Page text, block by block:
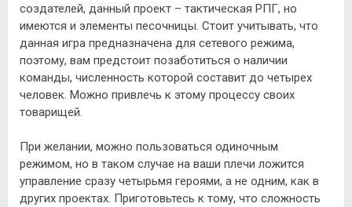
создателей, данный проект – тактическая РПГ, но
имеются и элементы песочницы. Стоит учитывать, что
данная игра предназначена для сетевого режима,
поэтому, вам предстоит позаботиться о наличии
команды, численность которой составит до четырех
человек. Можно привлечь к этому процессу своих
товарищей.
При желании, можно пользоваться одиночным
режимом, но в таком случае на ваши плечи ложится
управление сразу четырьмя героями, а не одним, как в
других проектах. Приготовьтесь к тому, что сложность